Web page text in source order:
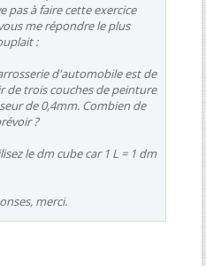
pas à faire cette exercice
me répondre le plus
:
d'automobile est de
de trois couches de peinture
de 0,4mm. Combien de
?
le dm cube car 1 L = 1 dm
merci.